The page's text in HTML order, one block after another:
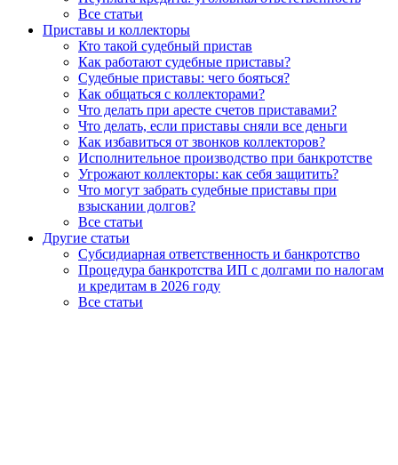
Все статьи
Приставы и коллекторы
Кто такой судебный пристав
Как работают судебные приставы?
Судебные приставы: чего бояться?
Как общаться с коллекторами?
Что делать при аресте счетов приставами?
Что делать, если приставы сняли все деньги
Как избавиться от звонков коллекторов?
Исполнительное производство при банкротстве
Угрожают коллекторы: как себя защитить?
Что могут забрать судебные приставы при
взыскании долгов?
Все статьи
Другие статьи
Субсидиарная ответственность и банкротство
Процедура банкротства ИП с долгами по налогам
и кредитам в 2026 году
Все статьи